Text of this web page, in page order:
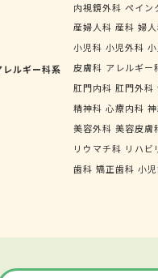
内視鏡外科 ペイン
産婦人科 産科 婦
小児科 小児外科
ルギー科系
皮膚科 アレルギー
肛門内科 肛門外科
精神科 心療内科
美容外科 美容皮膚
リウマチ科 リハビ
歯科 矯正歯科 小